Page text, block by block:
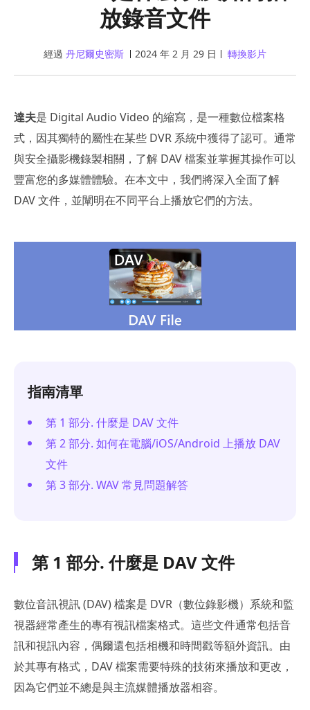
放錄音文件
經過 丹尼爾史密斯 2024 年 2 月 29 日 轉換影片
達夫是 Digital Audio Video 的縮寫，是一種數位檔案格
式，因其獨特的屬性在某些 DVR 系統中獲得了認可。通常
與安全攝影機錄製相關，了解 DAV 檔案並掌握其操作可以
豐富您的多媒體體驗。在本文中，我們將深入全面了解
DAV 文件，並闡明在不同平台上播放它們的方法。
指南清單
第 1 部分. 什麼是 DAV 文件
第 2 部分. 如何在電腦/iOS/Android 上播放 DAV
文件
第 3 部分. WAV 常見問題解答
第 1 部分. 什麼是 DAV 文件
數位音訊視訊 (DAV) 檔案是 DVR（數位錄影機）系統和監
視器經常產生的專有視訊檔案格式。這些文件通常包括音
訊和視訊內容，偶爾還包括相機和時間戳等額外資訊。由
於其專有格式，DAV 檔案需要特殊的技術來播放和更改，
因為它們並不總是與主流媒體播放器相容。